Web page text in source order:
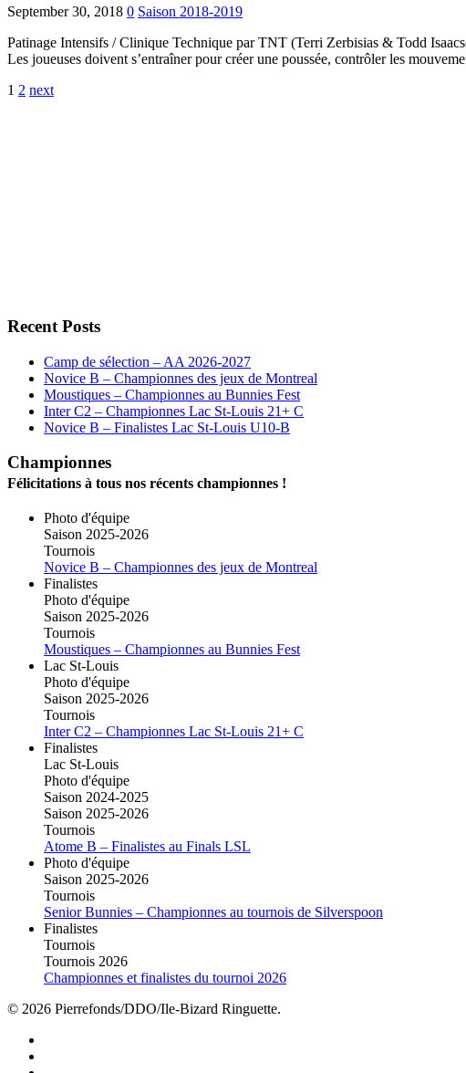
September 30, 2018 0 Saison 2018-2019
Patinage Intensifs / Clinique Technique par TNT (Terri Zerbisias & Todd
Les joueuses doivent s’entraîner pour créer une poussée, contrôler les
Posts
1 2 next
Recent Posts
Camp de sélection – AA 2026-2027
Novice B – Championnes des jeux de Montreal
Moustiques – Championnes au Bunnies Fest
Inter C2 – Championnes Lac St-Louis 21+ C
Novice B – Finalistes Lac St-Louis U10-B
Championnes
Félicitations à tous nos récents championnes !
Photo d'équipe
Saison 2025-2026
Tournois
Novice B – Championnes des jeux de Montreal
Finalistes
Photo d'équipe
Saison 2025-2026
Tournois
Moustiques – Championnes au Bunnies Fest
Lac St-Louis
Photo d'équipe
Saison 2025-2026
Tournois
Inter C2 – Championnes Lac St-Louis 21+ C
Finalistes
Lac St-Louis
Photo d'équipe
Saison 2024-2025
Saison 2025-2026
Tournois
Atome B – Finalistes au Finals LSL
Photo d'équipe
Saison 2025-2026
Tournois
Senior Bunnies – Championnes au tournois de Silverspoon
Finalistes
Tournois
Tournois 2026
Championnes et finalistes du tournoi 2026
© 2026 Pierrefonds/DDO/Ile-Bizard Ringuette.